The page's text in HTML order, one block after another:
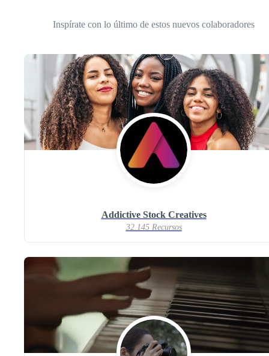
Inspírate con lo último de estos nuevos colaboradores
Addictive Stock Creatives
32.145 Recursos